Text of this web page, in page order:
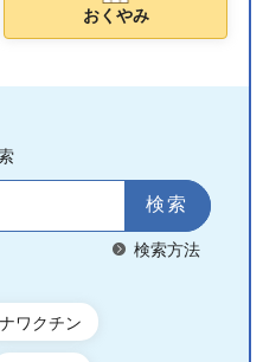
おくやみ
検索方法
ワクチン